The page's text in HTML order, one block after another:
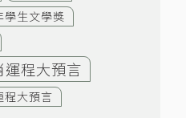
學生文學獎
運程大預言
程大預言